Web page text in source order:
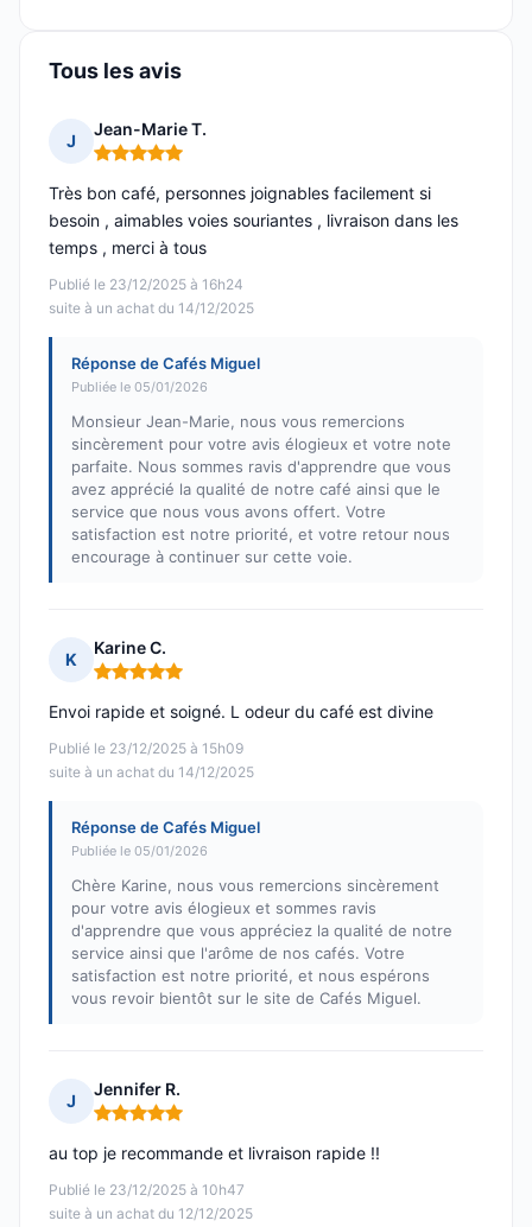
Tous les avis
J
Jean-Marie T.
Note : 5 sur 5
Publié le 23/12/2025 à 16h24
suite à un achat du 14/12/2025
Très bon café, personnes joignables facilement si
besoin , aimables voies souriantes , livraison dans les
temps , merci à tous
Réponse de Cafés Miguel
Publiée le 05/01/2026
Monsieur Jean-Marie, nous vous remercions
sincèrement pour votre avis élogieux et votre note
parfaite. Nous sommes ravis d'apprendre que vous
avez apprécié la qualité de notre café ainsi que le
service que nous vous avons offert. Votre
satisfaction est notre priorité, et votre retour nous
encourage à continuer sur cette voie.
K
Karine C.
Note : 5 sur 5
Publié le 23/12/2025 à 15h09
suite à un achat du 14/12/2025
Envoi rapide et soigné. L odeur du café est divine
Réponse de Cafés Miguel
Publiée le 05/01/2026
Chère Karine, nous vous remercions sincèrement
pour votre avis élogieux et sommes ravis
d'apprendre que vous appréciez la qualité de notre
service ainsi que l'arôme de nos cafés. Votre
satisfaction est notre priorité, et nous espérons
vous revoir bientôt sur le site de Cafés Miguel.
J
Jennifer R.
Note : 5 sur 5
Publié le 23/12/2025 à 10h47
suite à un achat du 12/12/2025
au top je recommande et livraison rapide !!